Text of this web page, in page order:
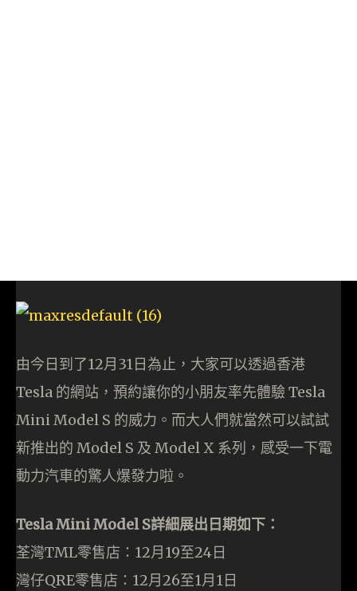
由今日到了12月31日為止，大家可以透過香港
Tesla 的網站，預約讓你的小朋友率先體驗 Tesla
Mini Model S 的威力。而大人們就當然可以試試
新推出的 Model S 及 Model X 系列，感受一下電
動力汽車的驚人爆發力啦。
Tesla Mini Model S詳細展出日期如下：
荃灣TML零售店：12月19至24日
灣仔QRE零售店：12月26至1月1日